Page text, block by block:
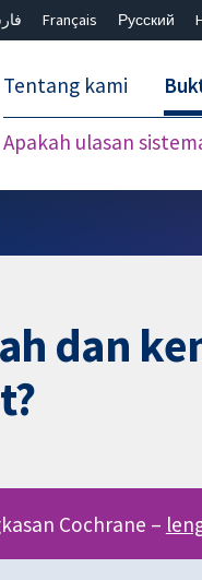
Français Русский
Tentang kami
Apakah ulasan
dan
Cochrane –